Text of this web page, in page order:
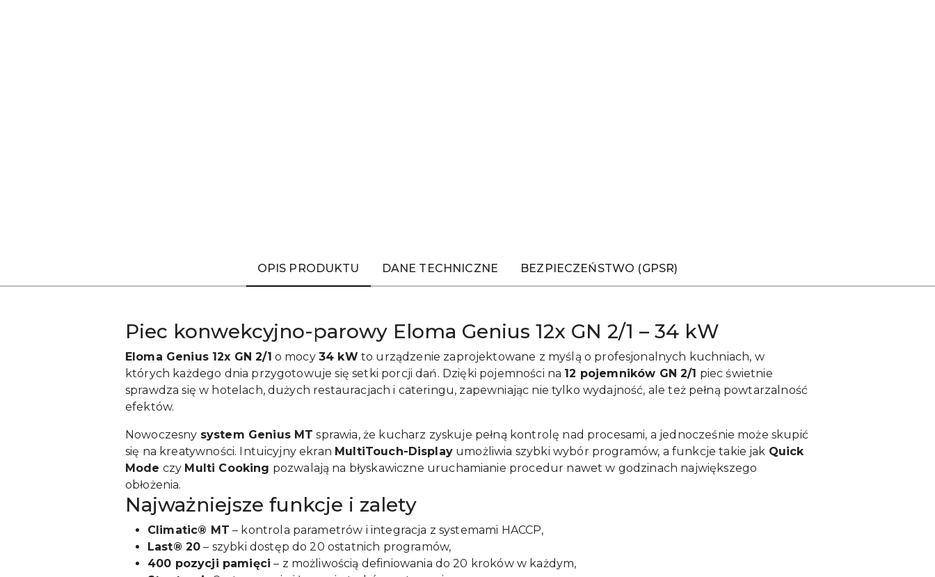
OPIS PRODUKTU DANE TECHNICZNE BEZPIECZEŃSTWO (GPSR)
Piec konwekcyjno-parowy Eloma Genius 12x GN 2/1 – 34 kW
Eloma Genius 12x GN 2/1 o mocy 34 kW to urządzenie zaprojektowane z myślą o profesjonalnych kuchniach, w
których każdego dnia przygotowuje się setki porcji dań. Dzięki pojemności na 12 pojemników GN 2/1 piec świetnie
sprawdza się w hotelach, dużych restauracjach i cateringu, zapewniając nie tylko wydajność, ale też pełną powtarzalność
efektów.
Nowoczesny system Genius MT sprawia, że kucharz zyskuje pełną kontrolę nad procesami, a jednocześnie może skupić
się na kreatywności. Intuicyjny ekran MultiTouch-Displayumożliwia szybki wybór programów, a funkcje takie jak Quick
Mode czy Multi Cooking pozwalają na błyskawiczne uruchamianie procedur nawet w godzinach największego
obłożenia.
Najważniejsze funkcje i zalety
Climatic® MT – kontrola parametrów i integracja z systemami HACCP,
Last® 20 – szybki dostęp do 20 ostatnich programów,
400 pozycji pamięci – z możliwością definiowania do 20 kroków w każdym,